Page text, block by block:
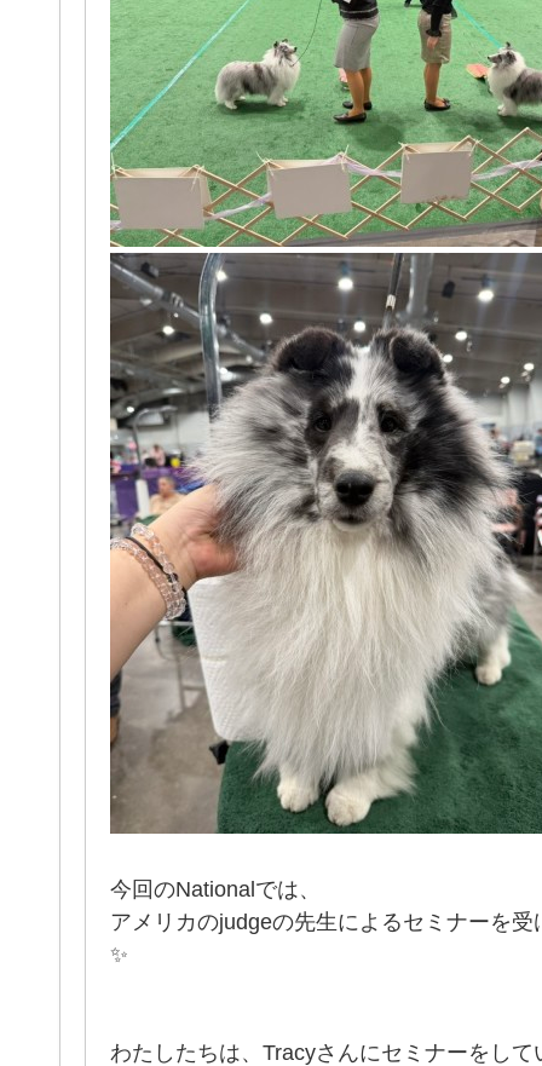
今回のNationalでは、
アメリカのjudgeの先生によるセミナーを
✨
わたしたちは、Tracyさんにセミナーをして